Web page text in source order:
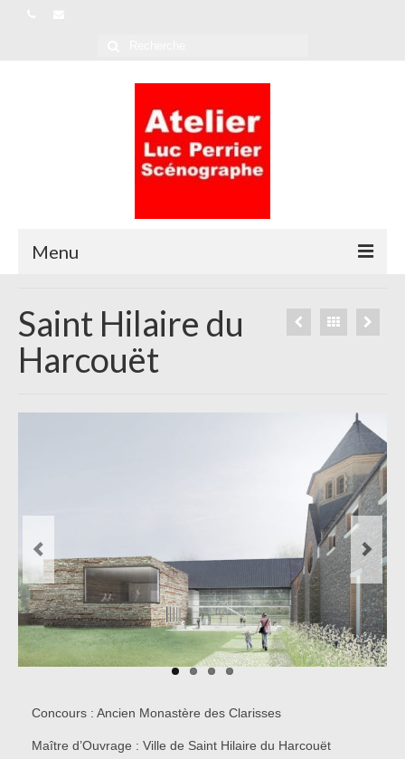
Menu
Références
Actualités
Concours
Contact
Saint Hilaire du
Harcouët
Concours : Ancien Monastère des Clarisses
Maître d’Ouvrage : Ville de Saint Hilaire du Harcouët